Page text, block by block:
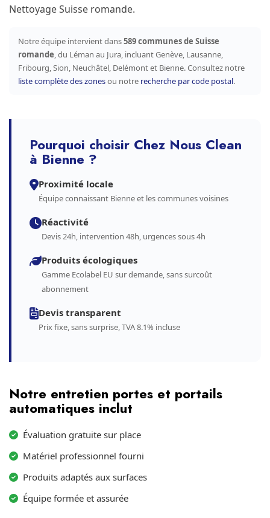
Nettoyage Suisse romande.
Notre équipe intervient dans589 communes de Suisse
romande, du Léman au Jura, incluant Genève, Lausanne,
Fribourg, Sion, Neuchâtel, Delémont et Bienne. Consultez notre
liste complète des zonesou notre recherche par code postal.
Pourquoi choisir Chez Nous Clean
à Bienne ?
Proximité locale
Équipe connaissant Bienne et les communes voisines
Réactivité
Devis 24h, intervention 48h, urgences sous 4h
Produits écologiques
Gamme Ecolabel EU sur demande, sans surcoût
abonnement
Devis transparent
Prix fixe, sans surprise, TVA 8.1% incluse
Notre entretien portes et portails
automatiques inclut
Évaluation gratuite sur place
Matériel professionnel fourni
Produits adaptés aux surfaces
Équipe formée et assurée